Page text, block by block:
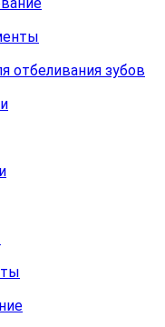
отбеливания зубов